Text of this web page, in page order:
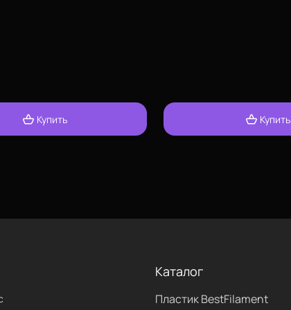
модели со стола,
платформы
Купить Купить
Каталог
Пластик BestFilament